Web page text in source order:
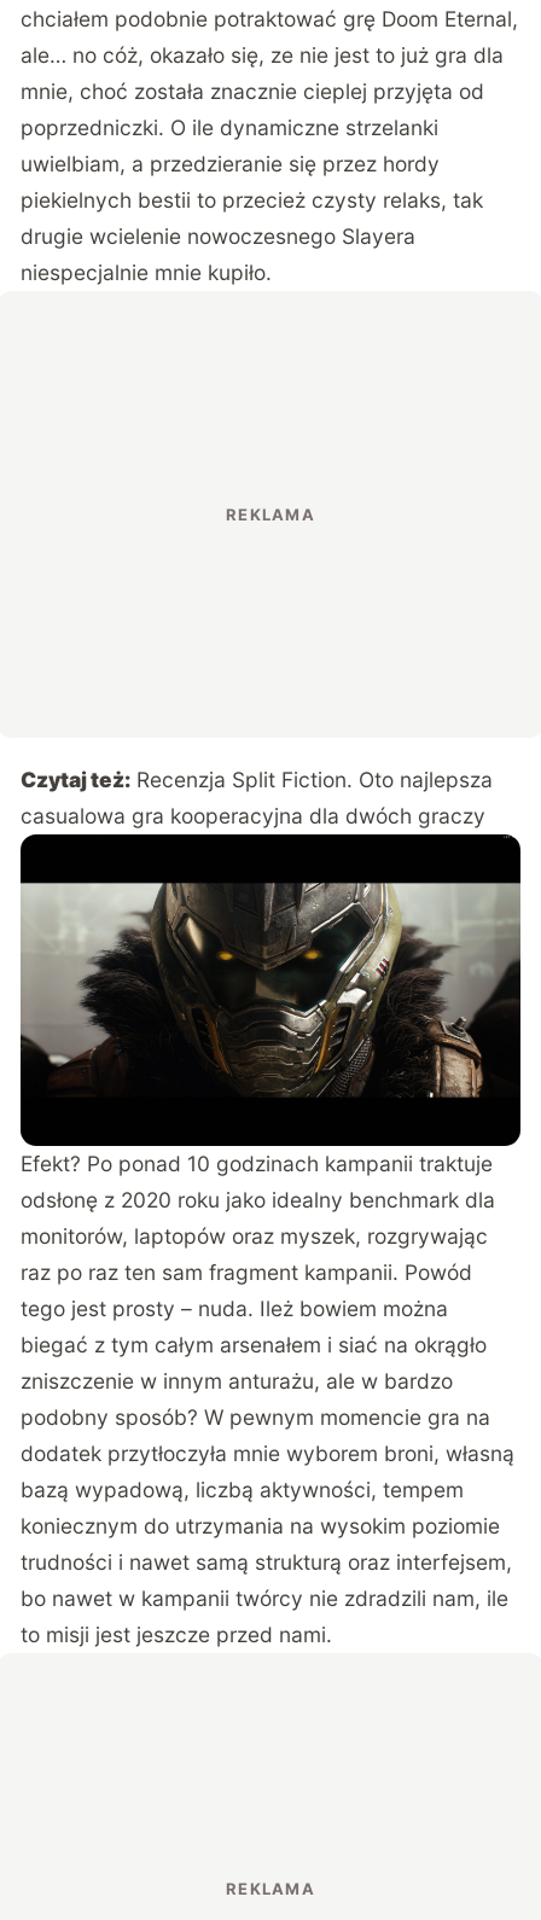
chciałem podobnie potraktować grę Doom Eternal,
ale… no cóż, okazało się, ze nie jest to już gra dla
mnie, choć została znacznie cieplej przyjęta od
poprzedniczki. O ile dynamiczne strzelanki
uwielbiam, a przedzieranie się przez hordy
piekielnych bestii to przecież czysty relaks, tak
drugie wcielenie nowoczesnego Slayera
niespecjalnie mnie kupiło.
Czytaj też: Recenzja Split Fiction. Oto najlepsza
casualowa gra kooperacyjna dla dwóch graczy
Efekt? Po ponad 10 godzinach kampanii traktuje
odsłonę z 2020 roku jako idealny benchmark dla
monitorów, laptopów oraz myszek, rozgrywając
raz po raz ten sam fragment kampanii. Powód
tego jest prosty – nuda. Ileż bowiem można
biegać z tym całym arsenałem i siać na okrągło
zniszczenie w innym anturażu, ale w bardzo
podobny sposób? W pewnym momencie gra na
dodatek przytłoczyła mnie wyborem broni, własną
bazą wypadową, liczbą aktywności, tempem
koniecznym do utrzymania na wysokim poziomie
trudności i nawet samą strukturą oraz interfejsem,
bo nawet w kampanii twórcy nie zdradzili nam, ile
to misji jest jeszcze przed nami.